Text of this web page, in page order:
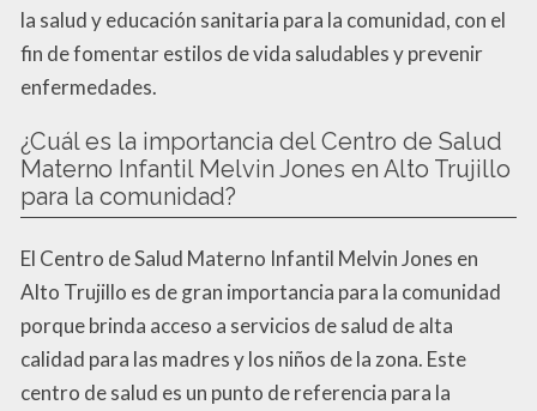
la salud y educación sanitaria para la comunidad, con el
fin de fomentar estilos de vida saludables y prevenir
enfermedades.
¿Cuál es la importancia del Centro de Salud
Materno Infantil Melvin Jones en Alto Trujillo
para la comunidad?
El Centro de Salud Materno Infantil Melvin Jones en
Alto Trujillo es de gran importancia para la comunidad
porque brinda acceso a servicios de salud de alta
calidad para las madres y los niños de la zona. Este
centro de salud es un punto de referencia para la